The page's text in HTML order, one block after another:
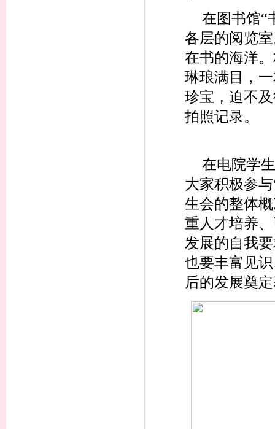
在图书馆“
各层的阅览
在书的海洋
琳琅满目，
珍宝，迫不
拍照记录。
在电院学
大家积极参
生会的整体
重人才培养
发展的自我
也要丰富见
后的发展奠